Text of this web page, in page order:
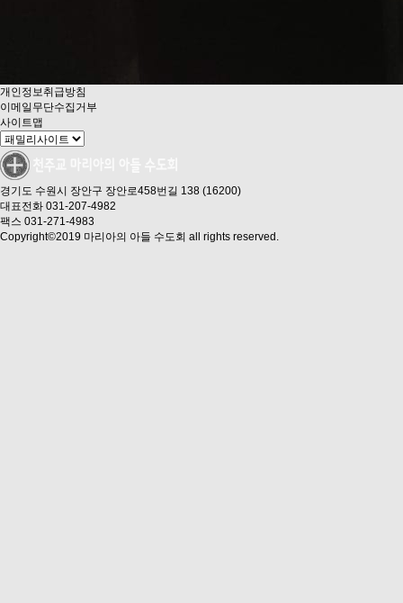
개인정보취급방침
이메일무단수집거부
사이트맵
경기도 수원시 장안구 장안로458번길 138 (16200)
대표전화 031-207-4982
팩스 031-271-4983
Copyright©2019 마리아의 아들 수도회 all rights reserved.